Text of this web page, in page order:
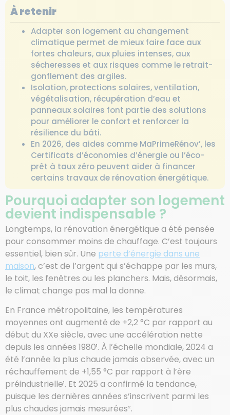
À retenir
Adapter son logement au changement
climatique permet de mieux faire face aux
fortes chaleurs, aux pluies intenses, aux
sécheresses et aux risques comme le retrait-
gonflement des argiles.
Isolation, protections solaires, ventilation,
végétalisation, récupération d’eau et
panneaux solaires font partie des solutions
pour améliorer le confort et renforcer la
résilience du bâti.
En 2026, des aides comme MaPrimeRénov’, les
Certificats d’économies d’énergie ou l’éco-
prêt à taux zéro peuvent aider à financer
certains travaux de rénovation énergétique.
Pourquoi adapter son logement
devient indispensable ?
Longtemps, la rénovation énergétique a été pensée
pour consommer moins de chauffage. C’est toujours
essentiel, bien sûr. Une perte d’énergie dans une
maison, c’est de l’argent qui s’échappe par les murs,
le toit, les fenêtres ou les planchers. Mais, désormais,
le climat change pas mal la donne.
En France métropolitaine, les températures
moyennes ont augmenté de +2,2 °C par rapport au
début du XXe siècle, avec une accélération nette
depuis les années 1980¹. À l’échelle mondiale, 2024 a
été l’année la plus chaude jamais observée, avec un
réchauffement de +1,55 °C par rapport à l’ère
préindustrielle¹. Et 2025 a confirmé la tendance,
puisque les dernières années s’inscrivent parmi les
plus chaudes jamais mesurées².